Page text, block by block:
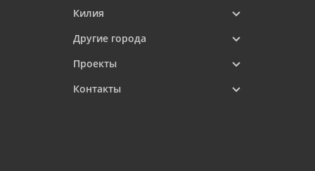
Килия
Другие города
Проекты
Контакты